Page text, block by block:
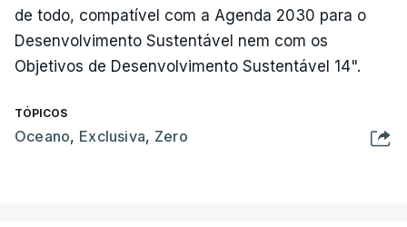
de todo, compatível com a Agenda 2030 para o
Desenvolvimento Sustentável nem com os
Objetivos de Desenvolvimento Sustentável 14".
TÓPICOS
Oceano, Exclusiva, Zero